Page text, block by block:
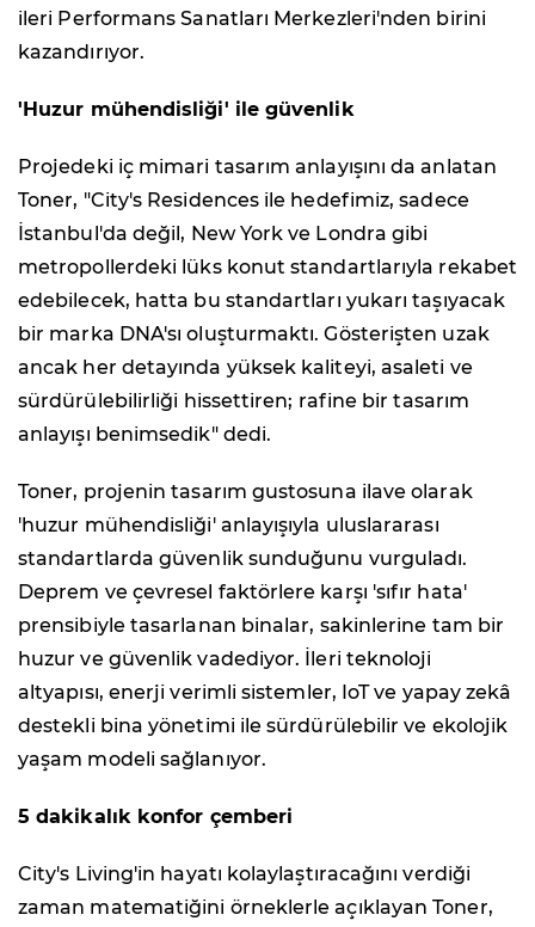
ileri Performans Sanatları Merkezleri'nden birini
kazandırıyor.
'Huzur mühendisliği' ile güvenlik
Projedeki iç mimari tasarım anlayışını da anlatan
Toner, "City's Residences ile hedefimiz, sadece
İstanbul'da değil, New York ve Londra gibi
metropollerdeki lüks konut standartlarıyla rekabet
edebilecek, hatta bu standartları yukarı taşıyacak
bir marka DNA'sı oluşturmaktı. Gösterişten uzak
ancak her detayında yüksek kaliteyi, asaleti ve
sürdürülebilirliği hissettiren; rafine bir tasarım
anlayışı benimsedik" dedi.
Toner, projenin tasarım gustosuna ilave olarak
'huzur mühendisliği' anlayışıyla uluslararası
standartlarda güvenlik sunduğunu vurguladı.
Deprem ve çevresel faktörlere karşı 'sıfır hata'
prensibiyle tasarlanan binalar, sakinlerine tam bir
huzur ve güvenlik vadediyor. İleri teknoloji
altyapısı, enerji verimli sistemler, IoT ve yapay zekâ
destekli bina yönetimi ile sürdürülebilir ve ekolojik
yaşam modeli sağlanıyor.
5 dakikalık konfor çemberi
City's Living'in hayatı kolaylaştıracağını verdiği
zaman matematiğini örneklerle açıklayan Toner,